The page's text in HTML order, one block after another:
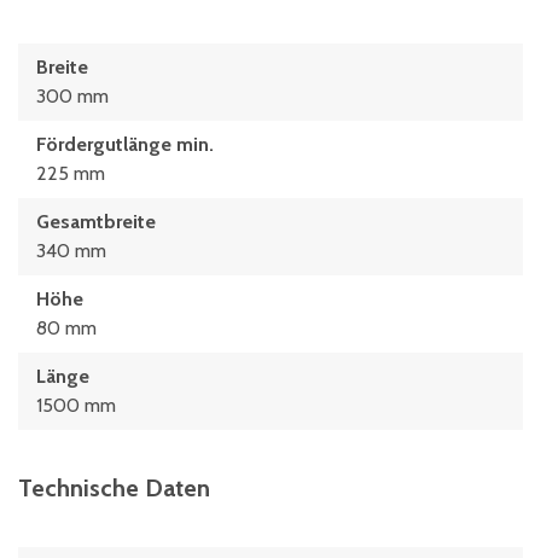
Breite
300 mm
Fördergutlänge min.
225 mm
Gesamtbreite
340 mm
Höhe
80 mm
Länge
1500 mm
Technische Daten